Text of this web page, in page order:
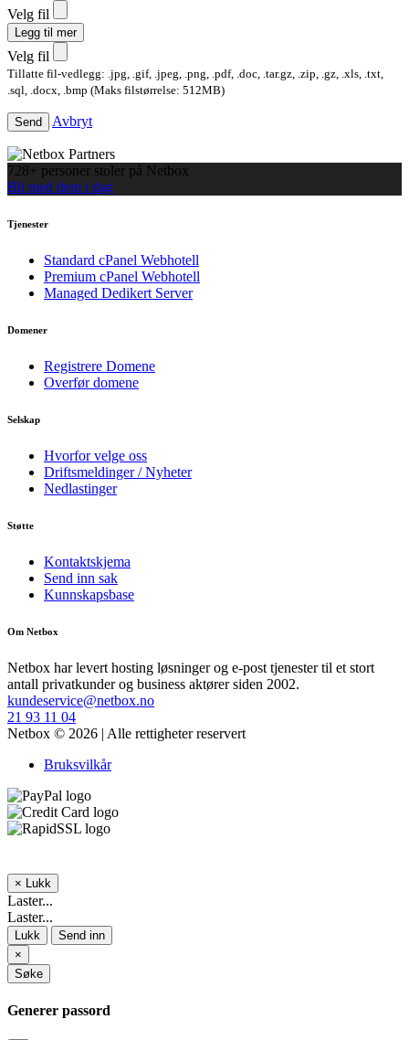
Velg fil
Legg til mer
Velg fil
Tillatte fil-vedlegg: .jpg, .gif, .jpeg, .png, .pdf, .doc, .tar.gz, .zip, .gz, .xls, .txt,
.sql, .docx, .bmp (Maks filstørrelse: 512MB)
Send Avbryt
728+ personer stoler på Netbox
Bli med dem i dag
Tjenester
Standard cPanel Webhotell
Premium cPanel Webhotell
Managed Dedikert Server
Domener
Registrere Domene
Overfør domene
Selskap
Hvorfor velge oss
Driftsmeldinger / Nyheter
Nedlastinger
Støtte
Kontaktskjema
Send inn sak
Kunnskapsbase
Om Netbox
Netbox har levert hosting løsninger og e-post tjenester til et stort
antall privatkunder og business aktører siden 2002.
kundeservice@netbox.no
21 93 11 04
Netbox © 2026 | Alle rettigheter reservert
Bruksvilkår
× Lukk
Laster...
Laster...
Lukk
Send inn
×
Søke
Generer passord